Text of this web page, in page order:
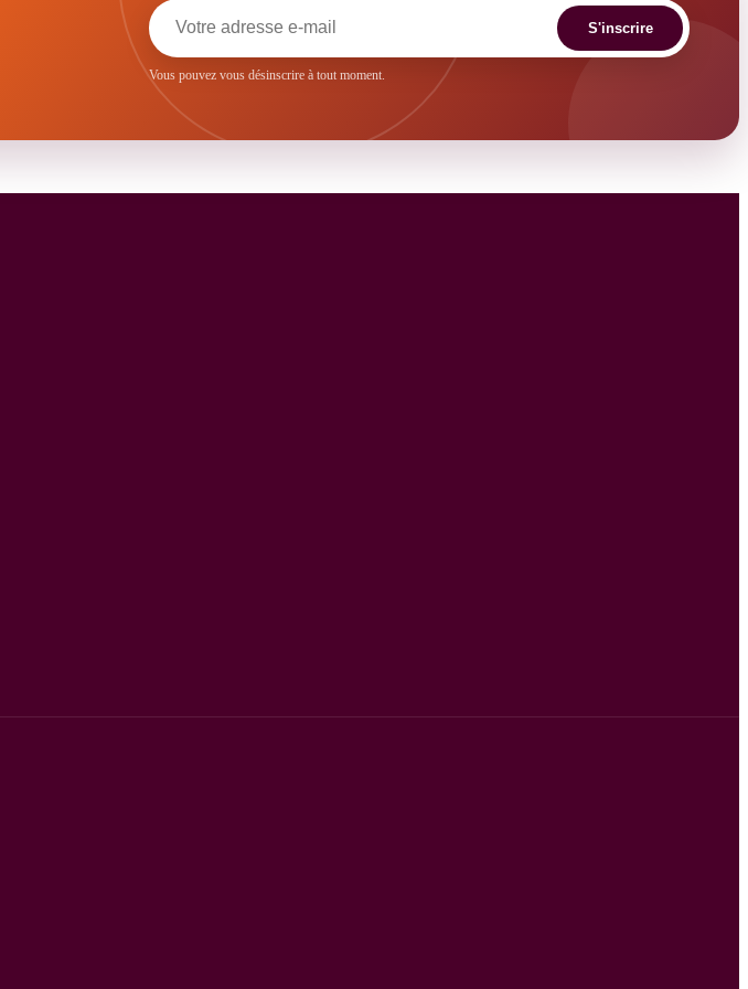
S'inscrire
Vous pouvez vous désinscrire à tout moment.